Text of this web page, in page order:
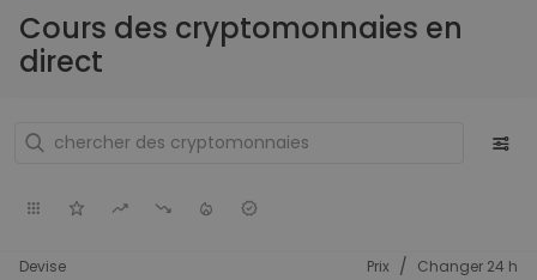
Cours des cryptomonnaies en
direct
Devise Prix / Changer 24 h